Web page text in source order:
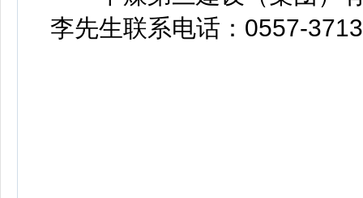
李先生联系电话：0557-